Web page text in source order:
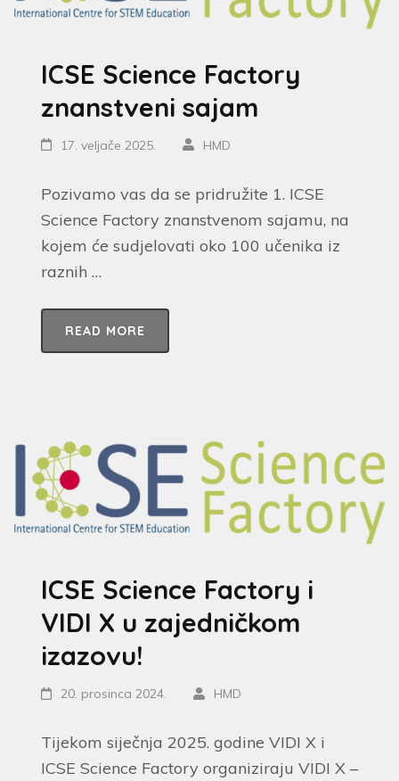
ICSE Science Factory
znanstveni sajam
17. veljače 2025. HMD
Pozivamo vas da se pridružite 1. ICSE
Science Factory znanstvenom sajamu, na
kojem će sudjelovati oko 100 učenika iz
raznih …
READ MORE
ICSE Science Factory i
VIDI X u zajedničkom
izazovu!
20. prosinca 2024. HMD
Tijekom siječnja 2025. godine VIDI X i
ICSE Science Factory organiziraju VIDI X –